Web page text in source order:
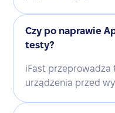
Czy po naprawie
testy?
iFast przeprowadza
urządzenia przed